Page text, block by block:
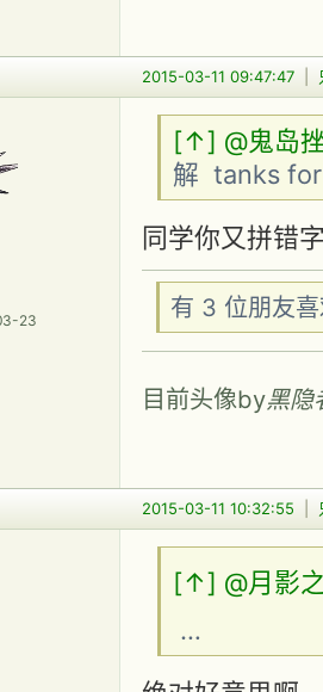
2015-03-11 09:47:47
23
[↑] @鬼岛
解 tanks
同学你又拼错
有 3 位朋友
目前头像by黑隐
2015-03-11 10:32:55
[↑] @月影
…